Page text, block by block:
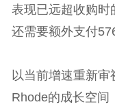
表现已远超收购时
还需要额外支付
以当前增速重新
Rhode的成长空间